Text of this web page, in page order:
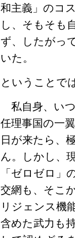
和主義」のコ
し、そもそも
ず、したがっ
いた。
ということで
私自身、い
任理事国の一
日が来たら、
ん。しかし、
「ゼロゼロ」
交網も、そこ
リジェンス機
含めた武力も